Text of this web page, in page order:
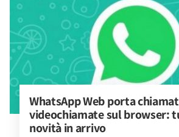
WhatsApp Web porta
videochiamate sul browser:
novità in arrivo